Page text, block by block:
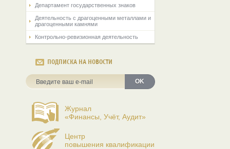
Департамент государственных знаков
Деятельность с драгоценными металлами и
драгоценными камнями
Контрольно-ревизионная деятельность
ПОДПИСКА НА НОВОСТИ
OK
Журнал
«Финансы, Учёт, Аудит»
Центр
повышения квалификации